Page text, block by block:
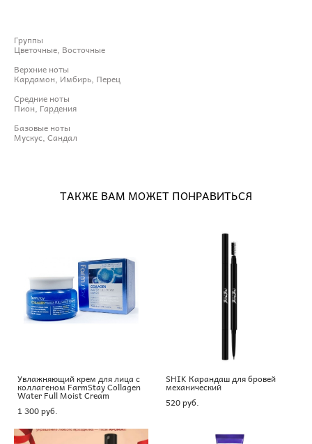
Группы
Цветочные, Восточные
Верхние ноты
Кардамон, Имбирь, Перец
Средние ноты
Пион, Гардения
Базовые ноты
Мускус, Сандал
ТАКЖЕ ВАМ МОЖЕТ ПОНРАВИТЬСЯ
Увлажняющий крем для лица с
коллагеном FarmStay Collagen
Water Full Moist Cream
1 300 pуб.
SHIK Карандаш для бровей
механический
520 pуб.